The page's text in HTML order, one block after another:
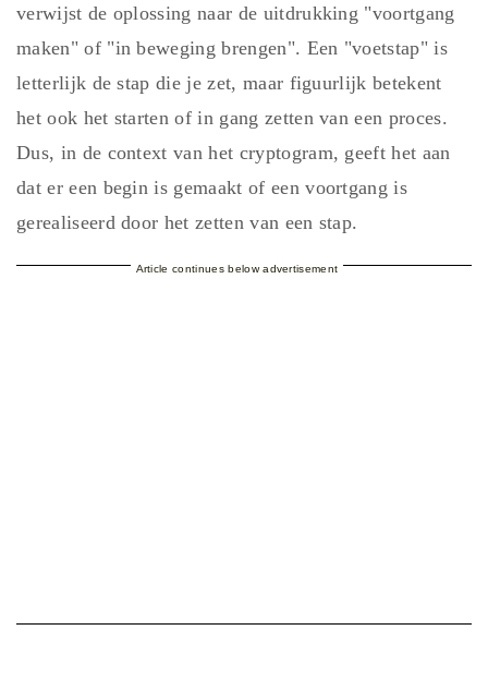
verwijst de oplossing naar de uitdrukking "voortgang
maken" of "in beweging brengen". Een "voetstap" is
letterlijk de stap die je zet, maar figuurlijk betekent
het ook het starten of in gang zetten van een proces.
Dus, in de context van het cryptogram, geeft het aan
dat er een begin is gemaakt of een voortgang is
gerealiseerd door het zetten van een stap.
Article continues below advertisement